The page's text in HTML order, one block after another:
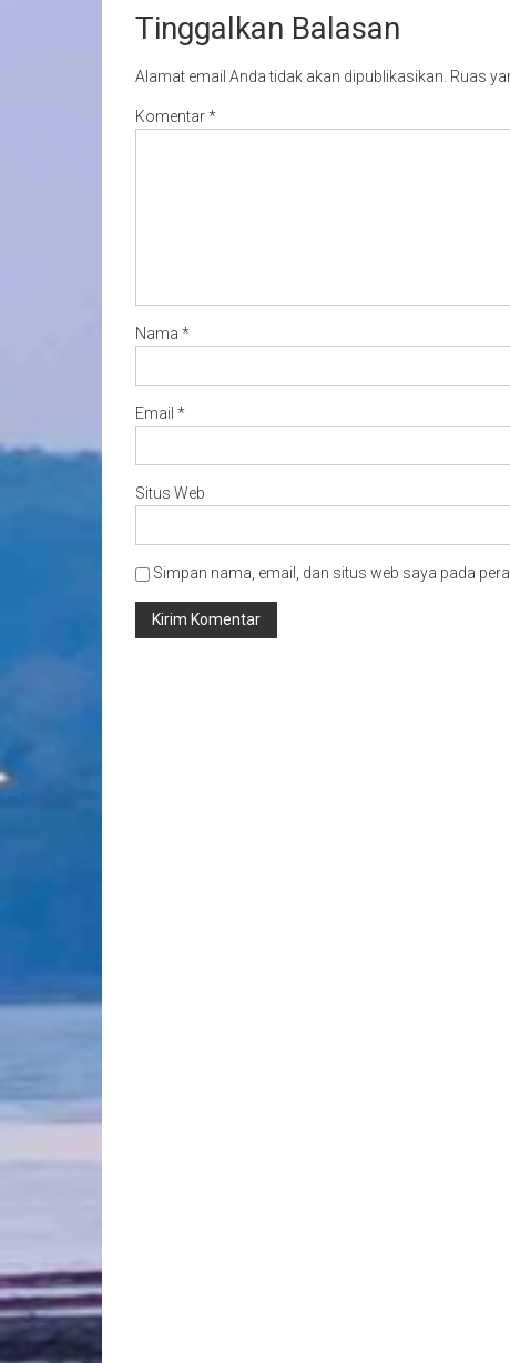
Tinggalkan Balasan
Alamat email Anda tidak akan dipublikasikan. Ruas
Komentar*
Nama *
Email *
Situs Web
Simpan nama, email, dan situs web saya pada